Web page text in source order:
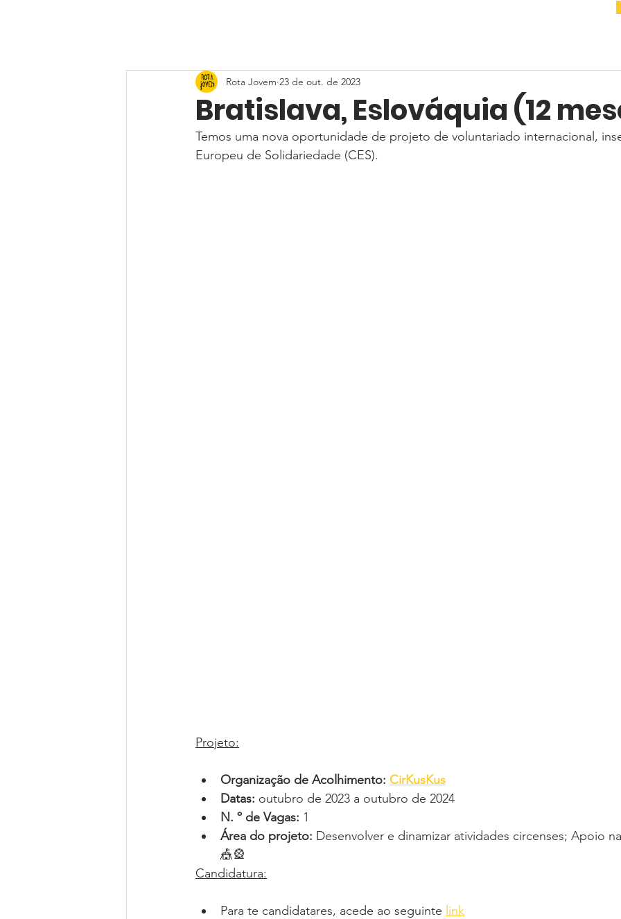
Bratislava, Eslováquia (12
Rota Jovem 23 de out. de 2023
Temos uma nova oportunidade de projeto de voluntariado internacional,
Europeu de Solidariedade (CES).
Projeto:
Organização de Acolhimento: CirKusKus
​Datas: outubro de 2023 a outubro de 2024
N. º de Vagas: 1
Área do projeto: Desenvolver e dinamizar atividades circenses; Apoio
🎪🎡
Candidatura:
Para te candidatares, acede ao seguinte link